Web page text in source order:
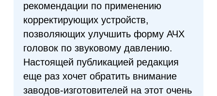
рекомендации по применению
корректирующих устройств,
позволяющих улучшить форму АЧХ
головок по звуковому давлению.
Настоящей публикацией редакция
еще раз хочет обратить внимание
заводов-изготовителей на этот очень